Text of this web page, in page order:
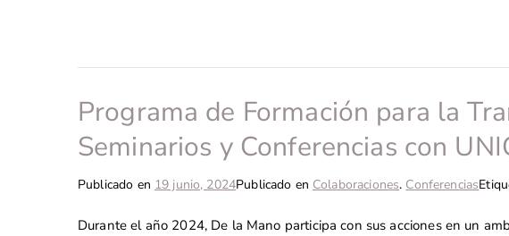
Programa de Formación para la
Seminarios y Conferencias con
Publicado en 19 junio, 2024Publicado en Colaboraciones. Conferencias
Durante el año 2024, De la Mano participa con sus acciones en un